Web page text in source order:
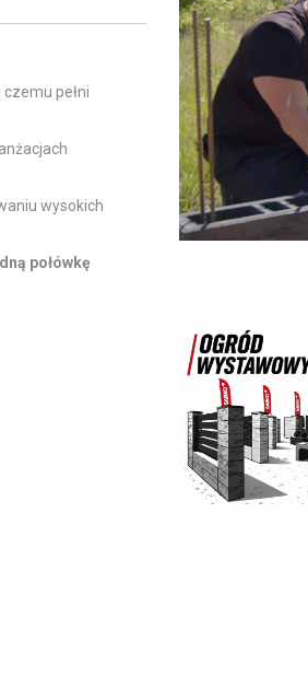
czemu pełni
wysokich
połówkę